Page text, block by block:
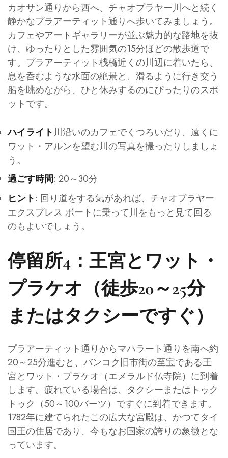
カオサン通りから西へ、チャオプラヤー川へと続く
静かなプラアーティット通りへ歩いてみましょう。
カフェやアートギャラリーが並ぶ魅力的な路地を抜
け、ゆったりとした雰囲気の15分ほどの散歩道で
す。プラアーティット桟橋近くの川辺に着いたら、
息を呑むような水面の絶景と、滑るように行き交う
船を眺めながら、ひと休みするのにぴったりのスポ
ットです。
ハイライト 川沿いのカフェでくつろいだり、遠くに
ワット・アルンを望む川の写真を撮ったりしましょ
う。
過ごす時間: 20～30分
ヒント: 回り道をする気があれば、チャオプラヤー
エクスプレス ボートに乗って川をもっと見て回る
のもよいでしょう。
停留所4：王宮とワット・
プラケオ（徒歩20～25分
またはタクシーですぐ）
プラアーティット通りからマハラート通りを南へ約
20～25分進むと、バンコク旧市街の至宝である王
宮とワット・プラケオ（エメラルド仏寺院）に到着
します。疲れている場合は、タクシーまたはトゥク
トゥク（50～100バーツ）ですぐに到着できます。
1782年に建てられたこの広大な宮殿は、かつてタイ
国王の住居であり、今もなお国家の誇りの象徴とな
っています。